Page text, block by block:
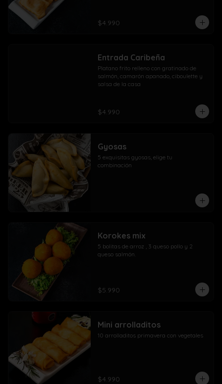
$4.990
Entrada Caribeña
Platano frito relleno con gratinado de
salmón, camarón apanado, ciboulette y
salsa de la casa
$4.990
Gyosas
5 exquisitas gyosas, elige tu
combinación
Korokes mix
5 bolitas de arroz , 3 queso pollo y 2
queso salmón.
$5.990
Mini arrolladitos
10 arrolladitos primavera con vegetales
$4.990